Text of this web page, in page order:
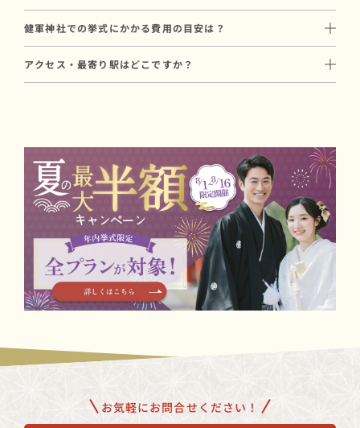
す。
軽にご相談ください。
はい、健軍神社では挙式中のプロカメラマンによる撮影が可能で
和婚スタイルでは和装に特化した経験豊富なカメラマンをご手配
健軍神社での挙式にかかる費用の目安は？
健軍神社での挙式にかかる基本費用は、合計149,000円〜が目安
アクセス・最寄り駅はどこですか？
お気軽にお問合せください！